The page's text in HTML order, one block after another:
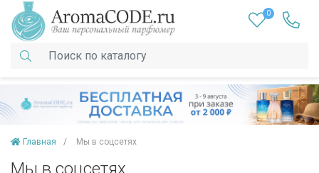
0
Главная Мы в соцсетях
Мы в соцсетях